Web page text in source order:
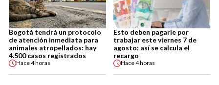
Bogotá tendrá un protocolo
de atención inmediata para
animales atropellados: hay
4.500 casos registrados
Hace4 horas
Esto deben pagarle por
trabajar este viernes 7 de
agosto: así se calcula el
recargo
Hace4 horas